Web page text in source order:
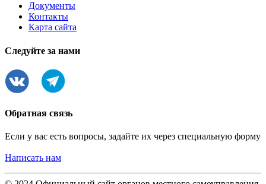
Документы
Контакты
Карта сайта
Следуйте за нами
Обратная связь
Если у вас есть вопросы, задайте их через специальную форму
Написать нам